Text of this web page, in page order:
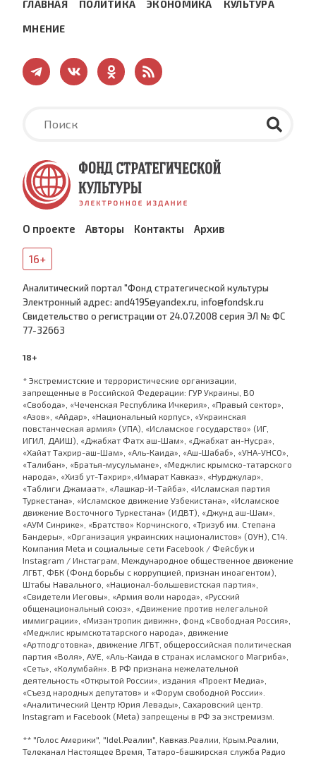
ГЛАВНАЯ ПОЛИТИКА ЭКОНОМИКА КУЛЬТУРА
МНЕНИЕ
О проекте Авторы Контакты Архив
16+
Аналитический портал "Фонд стратегической культуры
Электронный адрес: and4195@yandex.ru, info@fondsk.ru
Cвидетельство о регистрации от 24.07.2008 серия ЭЛ № ФС
77-32663
18+
* Экстремистские и террористические организации,
запрещенные в Российской Федерации: ГУР Украины, ВО
«Свобода», «Чеченская Республика Ичкерия», «Правый сектор»,
«Азов», «Айдар», «Национальный корпус», «Украинская
повстанческая армия» (УПА), «Исламское государство» (ИГ,
ИГИЛ, ДАИШ), «Джабхат Фатх аш-Шам», «Джабхат ан-Нусра»,
«Хайат Тахрир-аш-Шам», «Аль-Каида», «Аш-Шабаб», «УНА-УНСО»,
«Талибан», «Братья-мусульмане», «Меджлис крымско-татарского
народа», «Хизб ут-Тахрир»,«Имарат Кавказ», «Нурджулар»,
«Таблиги Джамаат», «Лашкар-И-Тайба», «Исламская партия
Туркестана», «Исламское движение Узбекистана», «Исламское
движение Восточного Туркестана» (ИДВТ), «Джунд аш-Шам»,
«АУМ Синрике», «Братство» Корчинского, «Тризуб им. Степана
Бандеры», «Организация украинских националистов» (ОУН), С14.
Компания Meta и социальные сети Facebook / Фейсбук и
Instagram / Инстаграм, Международное общественное движение
ЛГБТ, ФБК (Фонд борьбы с коррупцией, признан иноагентом),
Штабы Навального, «Национал-большевистская партия»,
«Свидетели Иеговы», «Армия воли народа», «Русский
общенациональный союз», «Движение против нелегальной
иммиграции», «Мизантропик дивижн», фонд «Свободная Россия»,
«Меджлис крымскотатарского народа», движение
«Артподготовка», движение ЛГБТ, общероссийская политическая
партия «Воля», АУЕ, «Аль-Каида в странах исламского Магриба»,
«Сеть», «Колумбайн». В РФ признана нежелательной
деятельность «Открытой России», издания «Проект Медиа»,
«Съезд народных депутатов» и «Форум свободной России».
«Аналитический Центр Юрия Левады», Сахаровский центр.
Instagram и Facebook (Metа) запрещены в РФ за экстремизм.
** "Голос Америки", "Idel.Реалии", Кавказ.Реалии, Крым.Реалии,
Телеканал Настоящее Время, Татаро-башкирская служба Радио